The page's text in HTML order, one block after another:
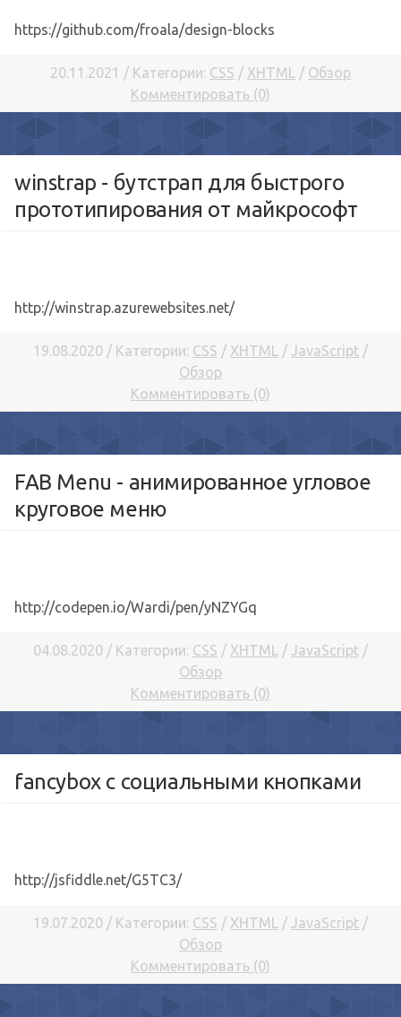
https://github.com/froala/design-blocks
20.11.2021 / Категории: CSS / XHTML / Обзор
Комментировать (0)
winstrap - бутстрап для быстрого
прототипирования от майкрософт
http://winstrap.azurewebsites.net/
19.08.2020 / Категории: CSS / XHTML / JavaScript /
Обзор
Комментировать (0)
FAB Menu - анимированное угловое
круговое меню
http://codepen.io/Wardi/pen/yNZYGq
04.08.2020 / Категории: CSS / XHTML / JavaScript /
Обзор
Комментировать (0)
fancybox с социальными кнопками
http://jsfiddle.net/G5TC3/
19.07.2020 / Категории: CSS / XHTML / JavaScript /
Обзор
Комментировать (0)